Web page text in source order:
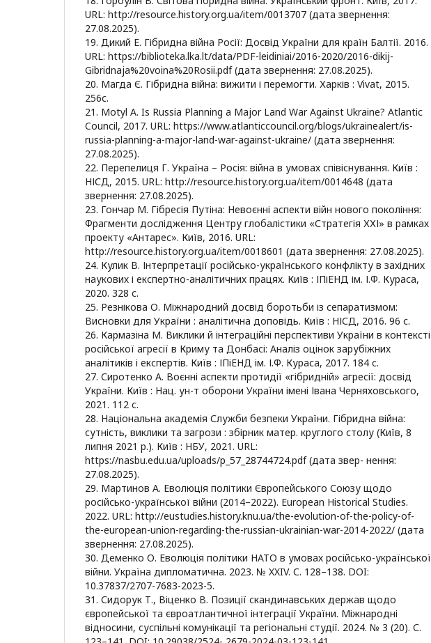
URL: http://resource.history.org.ua/item/0013707 (дата звернення:
27.08.2025).
19. Дикий Е. Гібридна війна Росії: Досвід України для країн Балтії. 2016.
URL: https://biblioteka.lka.lt/data/PDF-leidiniai/2016-2020/2016-dikij-
Gibridnaja%20voina%20Rosii.pdf (дата звернення: 27.08.2025).
20. Магда Є. Гібридна війна: вижити і перемогти. Харків : Vivat, 2015.
256с.
21. Motyl A. Is Russia Planning a Major Land War Against Ukraine? Atlantic
Council, 2017. URL: https://www.atlanticcouncil.org/blogs/ukrainealert/is-
russia-planning-a-major-land-war-against-ukraine/ (дата звернення:
27.08.2025).
22. Перепелиця Г. Україна – Росія: війна в умовах співіснування. Київ :
НІСД, 2015. URL: http://resource.history.org.ua/item/0014648 (дата
звернення: 27.08.2025).
23. Гончар М. Гібресія Путіна: Невоєнні аспекти війн нового покоління:
Фрагменти дослідження Центру глобалістики «Стратегія ХХІ» в рамках
проекту «Антарес». Київ, 2016. URL:
http://resource.history.org.ua/item/0018601 (дата звернення: 27.08.2025).
24. Кулик В. Інтерпретації російсько-українського конфлікту в західних
наукових і експертно-аналітичних працях. Київ : ІПіЕНД ім. І.Ф. Кураса,
2020. 328 с.
25. Резнікова О. Міжнародний досвід боротьби із сепаратизмом:
Висновки для України : аналітична доповідь. Київ : НІСД, 2016. 96 с.
26. Кармазіна М. Виклики й інтеграційні перспективи України в контексті
російської агресії в Криму та Донбасі: Аналіз оцінок зарубіжних
аналітиків і експертів. Київ : ІПіЕНД ім. І.Ф. Кураса, 2017. 184 с.
27. Сиротенко А. Воєнні аспекти протидії «гібридній» агресії: досвід
України. Київ : Нац. ун-т оборони України імені Івана Черняховського,
2021. 112 с.
28. Національна академія Служби безпеки України. Гібридна війна:
сутність, виклики та загрози : збірник матер. круглого столу (Київ, 8
липня 2021 р.). Київ : НБУ, 2021. URL:
https://nasbu.edu.ua/uploads/p_57_28744724.pdf (дата звер- нення:
27.08.2025).
29. Мартинов А. Еволюція політики Європейського Союзу щодо
російсько-української війни (2014–2022). European Historical Studies.
2022. URL: http://eustudies.history.knu.ua/the-evolution-of-the-policy-of-
the-european-union-regarding-the-russian-ukrainian-war-2014-2022/ (дата
звернення: 27.08.2025).
30. Деменко О. Еволюція політики НАТО в умовах російсько-української
війни. Україна дипломатична. 2023. № XXIV. С. 128–138. DOI:
10.37837/2707-7683-2023-5.
31. Сидорук Т., Віценко В. Позиції скандинавських держав щодо
європейської та євроатлантичної інтеграції України. Міжнародні
відносини, суспільні комунікації та регіональні студії. 2024. № 3 (20). С.